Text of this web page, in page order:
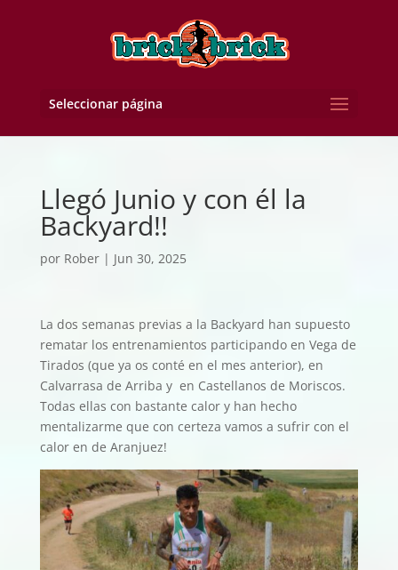
Seleccionar página
Llegó Junio y con él la
Backyard!!
por Rober| Jun 30, 2025
La dos semanas previas a la Backyard han supuesto
rematar los entrenamientos participando en Vega de
Tirados (que ya os conté en el mes anterior), en
Calvarrasa de Arriba y en Castellanos de Moriscos.
Todas ellas con bastante calor y han hecho
mentalizarme que con certeza vamos a sufrir con el
calor en de Aranjuez!